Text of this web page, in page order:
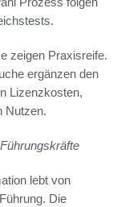
zeigen Praxisreife.
ergänzen den
Lizenzkosten,
Nutzen.
lebt von
Die